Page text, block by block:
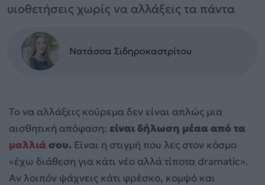
υιοθετήσεις χωρίς να αλλάξεις τα πάντα
Νατάσσα Σιδηροκαστρίτου
Το να αλλάξεις κούρεμα δεν είναι απλώς μια
αισθητική απόφαση: είναι δήλωση μέαα από τα
μαλλιάσου. Είναι η στιγμή που λες στον κόσμο
«έχω διάθεση για κάτι νέο αλλά τίποτα dramatic».
Αν λοιπόν ψάχνεις κάτι φρέσκο, κομψό και